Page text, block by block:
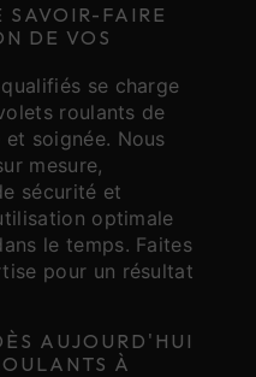
SAVOIR-FAIRE
DE VOS
se charge
roulants de
soignée. Nous
mesure,
sécurité et
optimale
le temps. Faites
pour un résultat
AUJOURD'HUI
À